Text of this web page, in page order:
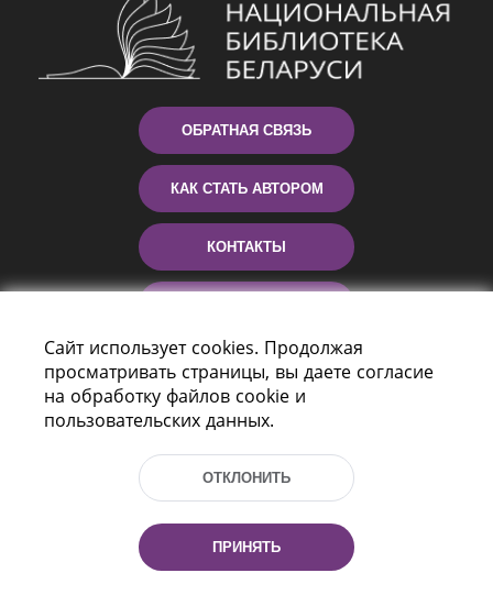
ОБРАТНАЯ СВЯЗЬ
КАК СТАТЬ АВТОРОМ
КОНТАКТЫ
г. Минск, Республика Беларусь, 220114
Тел.: (+375 17) 368 37 37, Факс: (+375 17)
Сайт использует cookies. Продолжая
просматривать страницы, вы даете согласие
на обработку файлов cookie и
пользовательских данных.
ОТКЛОНИТЬ
ПРИНЯТЬ